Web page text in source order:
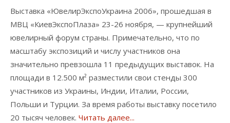
Выставка «ЮвелирЭкспоУкраина 2006», прошедшая в
МВЦ «КиевЭкспоПлаза» 23-26 ноября, — крупнейший
ювелирный форум страны. Примечательно, что по
масштабу экспозиций и числу участников она
значительно превзошла 11 предыдущих выставок. На
площади в 12.500 м² разместили свои стенды 300
участников из Украины, Индии, Италии, России,
Польши и Турции. За время работы выставку посетило
20 тысяч человек. Читать далее...